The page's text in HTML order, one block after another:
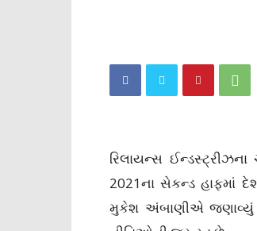
રિલાયન્સ
2021ના સેકન્ડ હાફમાં
મુકેશ અંબાણીએ જણાવ્યું